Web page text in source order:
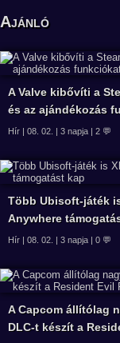
Ajánló
A Valve kibővíti a
és az ajándékozás
Hír | 08. 02. | 3 napja | 2 💬
Több Ubisoft-játék
Anywhere
Hír | 08. 02. | 3 napja | 0 💬
A Capcom állítólag
DLC-t készít a